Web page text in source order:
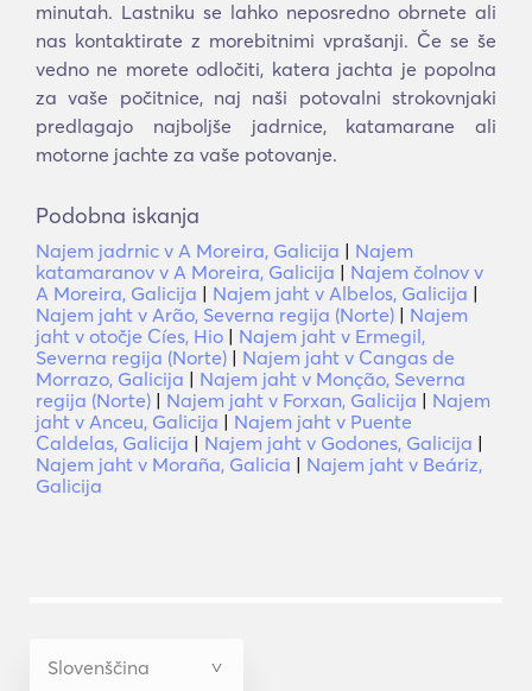
minutah. Lastniku se lahko neposredno obrnete ali
nas kontaktirate z morebitnimi vprašanji. Če se še
vedno ne morete odločiti, katera jachta je popolna
za vaše počitnice, naj naši potovalni strokovnjaki
predlagajo najboljše jadrnice, katamarane ali
motorne jachte za vaše potovanje.
Podobna iskanja
Najem jadrnic v A Moreira, Galicija | Najem
katamaranov v A Moreira, Galicija | Najem čolnov v
A Moreira, Galicija | Najem jaht v Albelos, Galicija |
Najem jaht v Arão, Severna regija (Norte) | Najem
jaht v otočje Cíes, Hio | Najem jaht v Ermegil,
Severna regija (Norte) | Najem jaht v Cangas de
Morrazo, Galicija | Najem jaht v Monção, Severna
regija (Norte) | Najem jaht v Forxan, Galicija | Najem
jaht v Anceu, Galicija | Najem jaht v Puente
Caldelas, Galicija | Najem jaht v Godones, Galicija |
Najem jaht v Moraña, Galicia | Najem jaht v Beáriz,
Galicija